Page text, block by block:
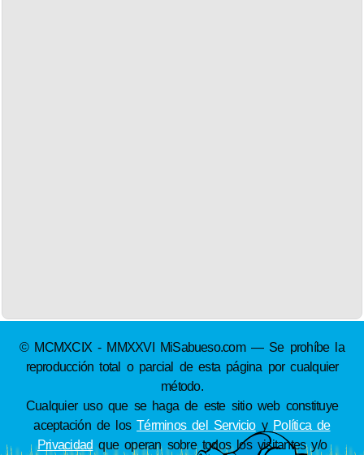
© MCMXCIX - MMXXVI MiSabueso.com — Se prohíbe la
reproducción total o parcial de esta página por cualquier
método.
Cualquier uso que se haga de este sitio web constituye
aceptación de losTérminos del Servicioy Política de
Privacidad que operan sobre todos los visitantes y/o